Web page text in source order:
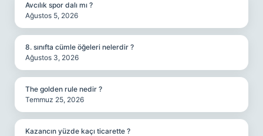
Avcılık spor dalı mı ?
Ağustos 5, 2026
8. sınıfta cümle öğeleri nelerdir ?
Ağustos 3, 2026
The golden rule nedir ?
Temmuz 25, 2026
Kazancın yüzde kaçı ticarette ?